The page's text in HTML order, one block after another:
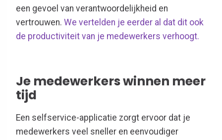
een gevoel van verantwoordelijkheid en
vertrouwen. We vertelden je eerder al dat dit ook
de productiviteit van je medewerkers verhoogt.
Je medewerkers winnen meer
tijd
Een selfservice-applicatie zorgt ervoor dat je
medewerkers veel sneller en eenvoudiger